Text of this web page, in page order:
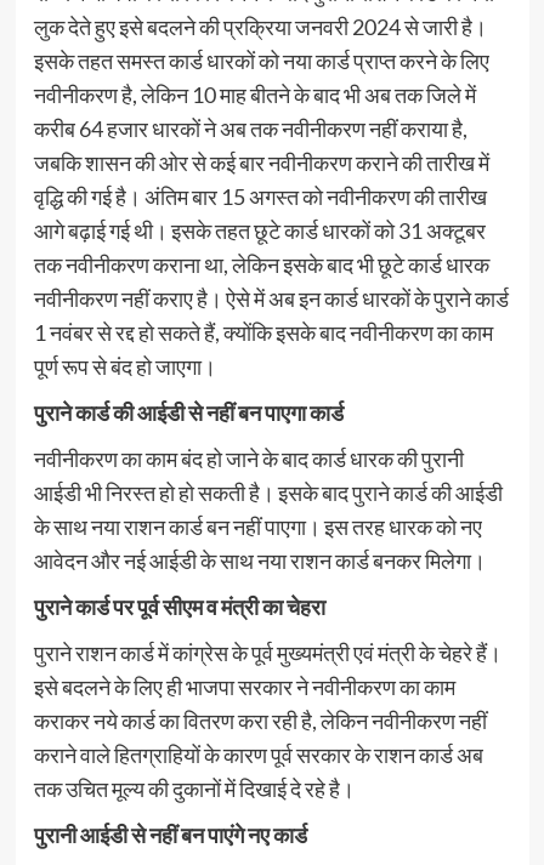
लुक देते हुए इसे बदलने की प्रक्रिया जनवरी 2024 से जारी है।
इसके तहत समस्त कार्ड धारकों को नया कार्ड प्राप्त करने के लिए
नवीनीकरण है, लेकिन 10 माह बीतने के बाद भी अब तक जिले में
करीब 64 हजार धारकों ने अब तक नवीनीकरण नहीं कराया है,
जबकि शासन की ओर से कई बार नवीनीकरण कराने की तारीख में
वृद्धि की गई है। अंतिम बार 15 अगस्त को नवीनीकरण की तारीख
आगे बढ़ाई गई थी। इसके तहत छूटे कार्ड धारकों को 31 अक्टूबर
तक नवीनीकरण कराना था, लेकिन इसके बाद भी छूटे कार्ड धारक
नवीनीकरण नहीं कराए है। ऐसे में अब इन कार्ड धारकों के पुराने कार्ड
1 नवंबर से रद्द हो सकते हैं, क्योंकि इसके बाद नवीनीकरण का काम
पूर्ण रूप से बंद हो जाएगा।
पुराने कार्ड की आईडी से नहीं बन पाएगा कार्ड
नवीनीकरण का काम बंद हो जाने के बाद कार्ड धारक की पुरानी
आईडी भी निरस्त हो हो सकती है। इसके बाद पुराने कार्ड की आईडी
के साथ नया राशन कार्ड बन नहीं पाएगा। इस तरह धारक को नए
आवेदन और नई आईडी के साथ नया राशन कार्ड बनकर मिलेगा।
पुराने कार्ड पर पूर्व सीएम व मंत्री का चेहरा
पुराने राशन कार्ड में कांग्रेस के पूर्व मुख्यमंत्री एवं मंत्री के चेहरे हैं।
इसे बदलने के लिए ही भाजपा सरकार ने नवीनीकरण का काम
कराकर नये कार्ड का वितरण करा रही है, लेकिन नवीनीकरण नहीं
कराने वाले हितग्राहियों के कारण पूर्व सरकार के राशन कार्ड अब
तक उचित मूल्य की दुकानों में दिखाई दे रहे है।
पुरानी आईडी से नहीं बन पाएंगे नए कार्ड